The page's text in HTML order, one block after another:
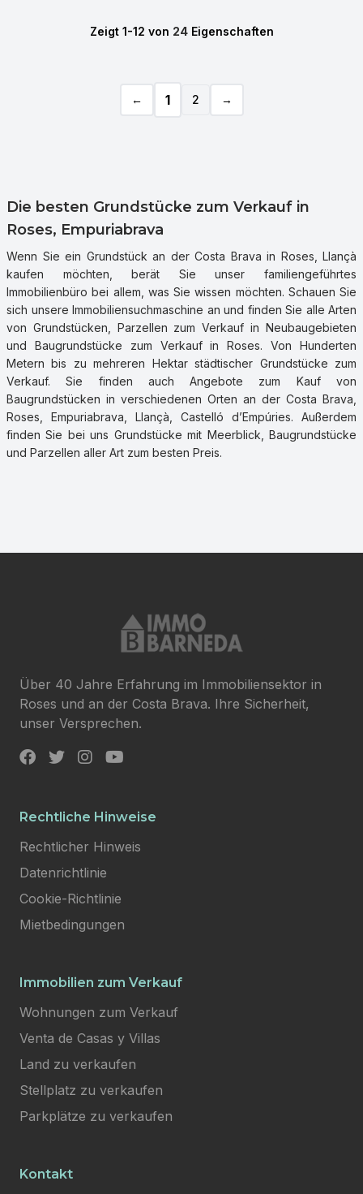
Zeigt 1-12 von 24Eigenschaften
← 1 2 →
Die besten Grundstücke zum Verkauf in
Roses, Empuriabrava
Wenn Sie ein Grundstück an der Costa Brava in Roses, Llançà
kaufen möchten, berät Sie unser familiengeführtes
Immobilienbüro bei allem, was Sie wissen möchten. Schauen Sie
sich unsere Immobiliensuchmaschine an und finden Sie alle Arten
von Grundstücken, Parzellen zum Verkauf in Neubaugebieten
und Baugrundstücke zum Verkauf in Roses. Von Hunderten
Metern bis zu mehreren Hektar städtischer Grundstücke zum
Verkauf. Sie finden auch Angebote zum Kauf von
Baugrundstücken in verschiedenen Orten an der Costa Brava,
Roses, Empuriabrava, Llançà, Castelló d’Empúries. Außerdem
finden Sie bei uns Grundstücke mit Meerblick, Baugrundstücke
und Parzellen aller Art zum besten Preis.
Über 40 Jahre Erfahrung im Immobiliensektor in
Roses und an der Costa Brava. Ihre Sicherheit,
unser Versprechen.
Rechtliche Hinweise
Rechtlicher Hinweis
Datenrichtlinie
Cookie-Richtlinie
Mietbedingungen
Immobilien zum Verkauf
Wohnungen zum Verkauf
Venta de Casas y Villas
Land zu verkaufen
Stellplatz zu verkaufen
Parkplätze zu verkaufen
Kontakt